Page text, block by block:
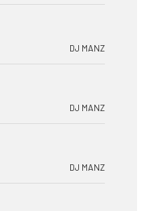
DJ MANZ
DJ MANZ
DJ MANZ